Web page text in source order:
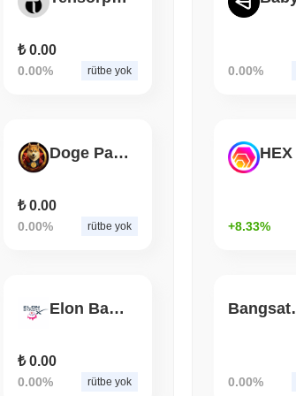
August 05 2026
BitGo,
₺ 0.00
0.00% rütbe yok
Doge Payment
₺ 0.00
0.00% rütbe yok
Elon Bakery X
₺ 0.00
0.00% rütbe yok
0.00%
+8.33%
0.00%